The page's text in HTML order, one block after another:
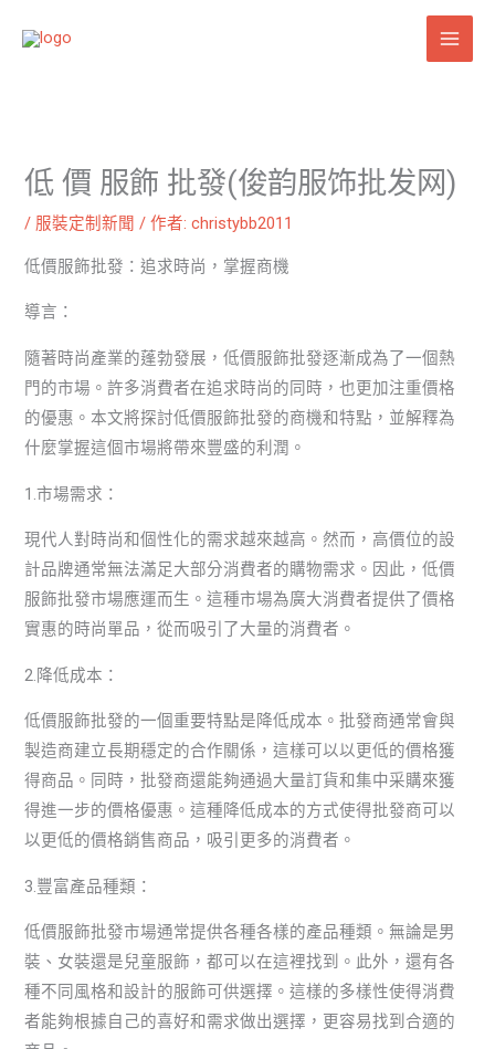
低 價 服飾 批發(俊韵服饰批发网)
/ 服裝定制新聞 / 作者:christybb2011
低價服飾批發：追求時尚，掌握商機
導言：
隨著時尚產業的蓬勃發展，低價服飾批發逐漸成為了一個熱
門的市場。許多消費者在追求時尚的同時，也更加注重價格
的優惠。本文將探討低價服飾批發的商機和特點，並解釋為
什麼掌握這個市場將帶來豐盛的利潤。
1.市場需求：
現代人對時尚和個性化的需求越來越高。然而，高價位的設
計品牌通常無法滿足大部分消費者的購物需求。因此，低價
服飾批發市場應運而生。這種市場為廣大消費者提供了價格
實惠的時尚單品，從而吸引了大量的消費者。
2.降低成本：
低價服飾批發的一個重要特點是降低成本。批發商通常會與
製造商建立長期穩定的合作關係，這樣可以以更低的價格獲
得商品。同時，批發商還能夠通過大量訂貨和集中采購來獲
得進一步的價格優惠。這種降低成本的方式使得批發商可以
以更低的價格銷售商品，吸引更多的消費者。
3.豐富產品種類：
低價服飾批發市場通常提供各種各樣的產品種類。無論是男
裝、女裝還是兒童服飾，都可以在這裡找到。此外，還有各
種不同風格和設計的服飾可供選擇。這樣的多樣性使得消費
者能夠根據自己的喜好和需求做出選擇，更容易找到合適的